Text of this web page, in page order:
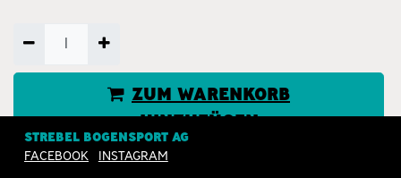
ZUM WARENKORB
HINZUFÜGEN
JETZT KAUFEN
STREBEL BOGENSPORT AG
FACEBOOK
INSTAGRAM